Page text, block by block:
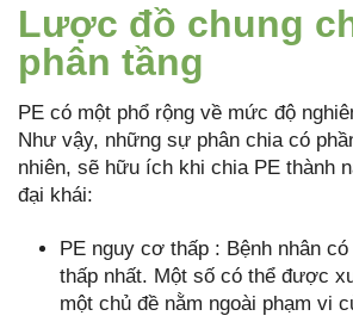
Lược đồ chung
phân tầng
PE có một phổ rộng về mức độ
Như vậy, những sự phân chia có
nhiên, sẽ hữu ích khi chia PE thành
đại khái:
PE nguy cơ thấp : Bệnh nhân
thấp nhất. Một số có thể được
một chủ đề nằm ngoài phạm vi